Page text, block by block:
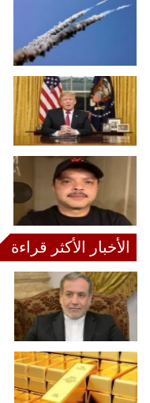
الأخبار الأكثر قراءة